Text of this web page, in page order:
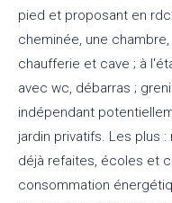
pied et proposant en
cheminée, une
chaufferie et cave ; à
avec wc, débarras ;
indépendant
jardin privatifs. Les plus
déjà refaites, écoles et
consommation